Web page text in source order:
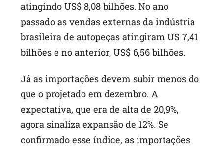
atingindo US$ 8,08 bilhões. No ano
passado as vendas externas da indústria
brasileira de autopeças atingiram US 7,41
bilhões e no anterior, US$ 6,56 bilhões.
Já as importações devem subir menos do
que o projetado em dezembro. A
expectativa, que era de alta de 20,9%,
agora sinaliza expansão de 12%. Se
confirmado esse índice, as importações